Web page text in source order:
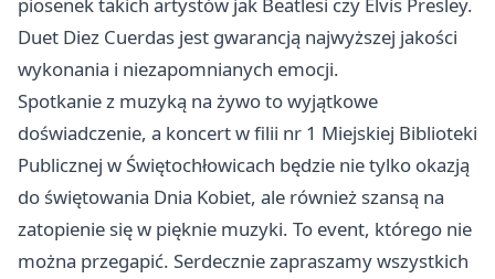
piosenek takich artystów jak Beatlesi czy Elvis Presley.
Duet Diez Cuerdas jest gwarancją najwyższej jakości
wykonania i niezapomnianych emocji.
Spotkanie z muzyką na żywo to wyjątkowe
doświadczenie, a koncert w filii nr 1 Miejskiej Biblioteki
Publicznej w Świętochłowicach będzie nie tylko okazją
do świętowania Dnia Kobiet, ale również szansą na
zatopienie się w pięknie muzyki. To event, którego nie
można przegapić. Serdecznie zapraszamy wszystkich